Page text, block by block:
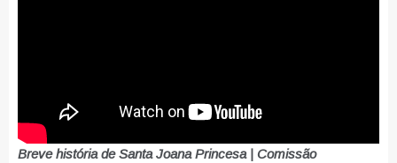
Breve história de Santa Joana Princesa | Comissão